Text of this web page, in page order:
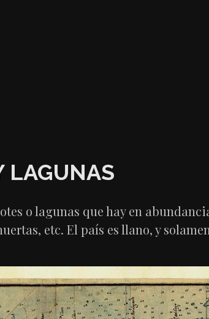
LAGUNAS
o lagunas que hay en
etc. El país es llano, y